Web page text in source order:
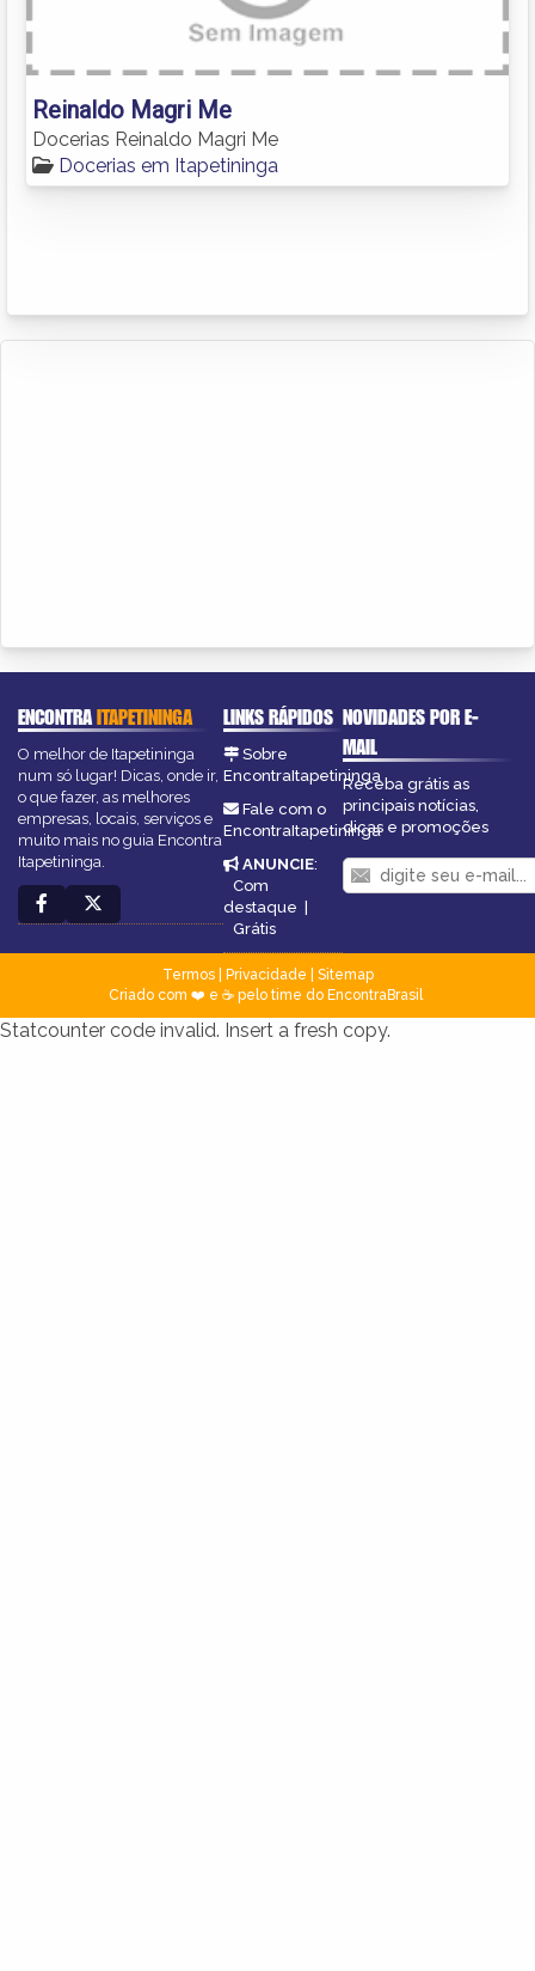
Reinaldo Magri Me
Docerias Reinaldo Magri Me
Docerias em Itapetininga
ENCONTRAITAPETININGA
O melhor de Itapetininga
num só lugar! Dicas, onde ir,
o que fazer, as melhores
empresas, locais, serviços e
muito mais no guia Encontra
Itapetininga.
LINKS RÁPIDOS
Sobre
EncontraItapetininga
Fale com o
EncontraItapetininga
ANUNCIE:
Com
destaque |
Grátis
NOVIDADES POR E-
MAIL
Receba grátis as
principais notícias,
dicas e promoções
Termos| Privacidade
Sitemap
Criado com ❤️ e ☕ pelo time do EncontraBrasil
Statcounter code invalid. Insert a fresh copy.